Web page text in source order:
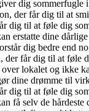
dig sommerfugle
der får dig til at
til at føle dig
erstatte dine dårlige
dig bedre end
får dig til at føle
lokalet og ikke
dine drømme til
dig til at føle dig
få selv de hårdeste